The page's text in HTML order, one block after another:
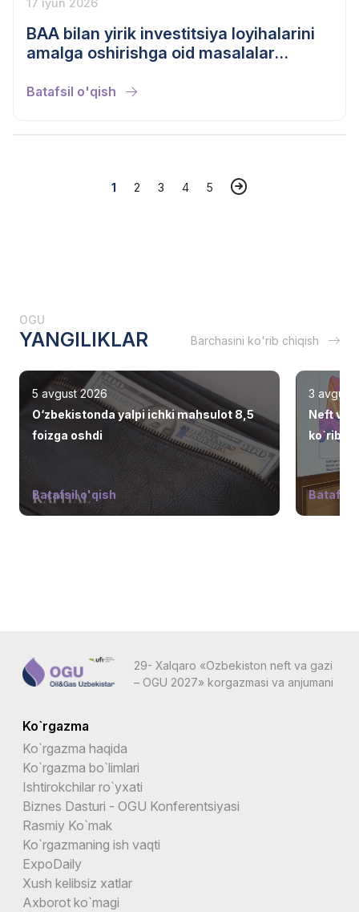
BAA bilan yirik investitsiya loyihalarini
amalga oshirishga oid masalalar
Batafsil o'qish
1 2 3 4 5
OGU
YANGILIKLAR Barchasini ko'rib chiqish
5 avgust 2026
O‘zbekistonda yalpi ichki mahsulot 8,5
foizga oshdi
Batafsil o'qish
3 avgust
Neft va
ko`rib
Batafsil
29- Xalqaro «Ozbekiston neft va gazi
– OGU 2027» korgazmasi va anjumani
Ko`rgazma
Ko`rgazma haqida
Ko`rgazma bo`limlari
Ishtirokchilar ro`yxati
Biznes Dasturi - OGU Konferentsiyasi
Rasmiy Ko`mak
Ko`rgazmaning ish vaqti
ExpoDaily
Xush kelibsiz xatlar
Axborot ko`magi